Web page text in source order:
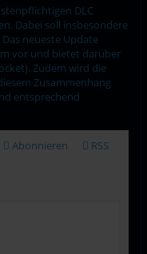
DLC
Dabei soll insbesondere
neueste Update
vor und bietet darüber
Zudem wird die
Zusammenhang
entsprechend
Abonnieren RSS